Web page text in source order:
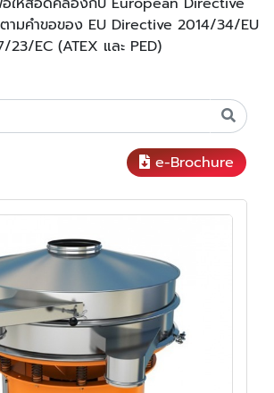
ามคำขอของ EU Directive 2014/34/EU
EC (ATEX และ PED)
e-Brochure